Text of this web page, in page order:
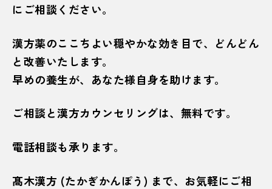
にご相談ください。
漢方薬のここちよい穏やかな効き目で、どんどん
と改善いたします。
早めの養生が、あなた様自身を助けます。
ご相談と漢方カウンセリングは、無料です。
電話相談も承ります。
髙木漢方 (たかぎかんぽう) まで、お気軽にご相